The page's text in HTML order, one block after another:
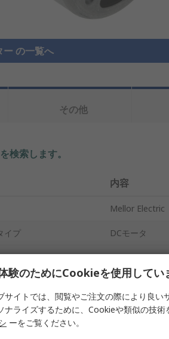
ー の一覧へ
その他
検索します。
内容
Mellor Electric
イプ DCモータ
24V dc
ブラシ
3500rpm
験のためにCookieを使用してい
サイトでは、閲覧やご注文の際により良い
ナライズするために、Cookieや類似の技術
ーをご覧ください。